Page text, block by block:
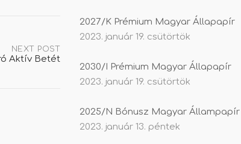
NEXT POST
Aktív Betét
2027/K Prémium Magyar Állapapír
2023. január 19. csütörtök
2030/I Prémium Magyar Állapapír
2023. január 19. csütörtök
2025/N Bónusz Magyar Állampapír
2023. január 13. péntek